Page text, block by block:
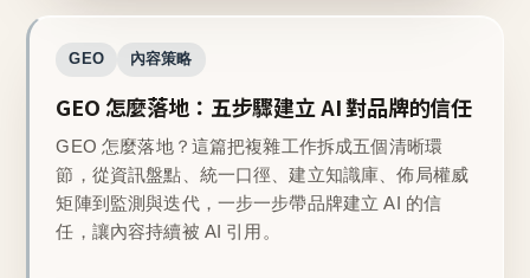
GEO 內容策略
GEO 怎麼落地：五步驟建立 AI 對品牌的信任
GEO 怎麼落地？這篇把複雜工作拆成五個清晰環
節，從資訊盤點、統一口徑、建立知識庫、佈局權威
矩陣到監測與迭代，一步一步帶品牌建立 AI 的信
任，讓內容持續被 AI 引用。